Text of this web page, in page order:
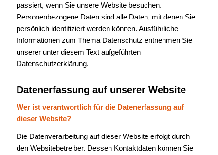
passiert, wenn Sie unsere Website besuchen.
Personenbezogene Daten sind alle Daten, mit denen Sie
persönlich identifiziert werden können. Ausführliche
Informationen zum Thema Datenschutz entnehmen Sie
unserer unter diesem Text aufgeführten
Datenschutzerklärung.
Datenerfassung auf unserer Website
Wer ist verantwortlich für die Datenerfassung auf
dieser Website?
Die Datenverarbeitung auf dieser Website erfolgt durch
den Websitebetreiber. Dessen Kontaktdaten können Sie